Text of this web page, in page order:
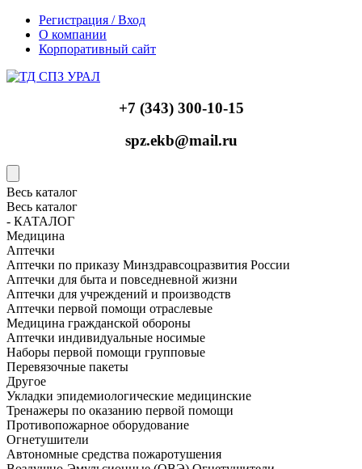
Регистрация / Вход
О компании
Корпоративный сайт
+7 (343) 300-10-15
spz.ekb@mail.ru
Весь каталог
Весь каталог
- КАТАЛОГ
Медицина
Аптечки
Аптечки по приказу Минздравсоцразвития России
Аптечки для быта и повседневной жизни
Аптечки для учреждений и производств
Аптечки первой помощи отраслевые
Медицина гражданской обороны
Аптечки индивидуальные носимые
Наборы первой помощи групповые
Перевязочные пакеты
Другое
Укладки эпидемиологические медицинские
Тренажеры по оказанию первой помощи
Противопожарное оборудование
Огнетушители
Автономные средства пожаротушения